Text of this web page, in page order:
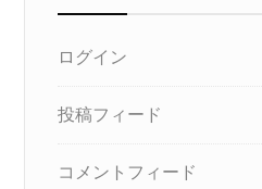
ログイン
投稿フィード
コメントフィード